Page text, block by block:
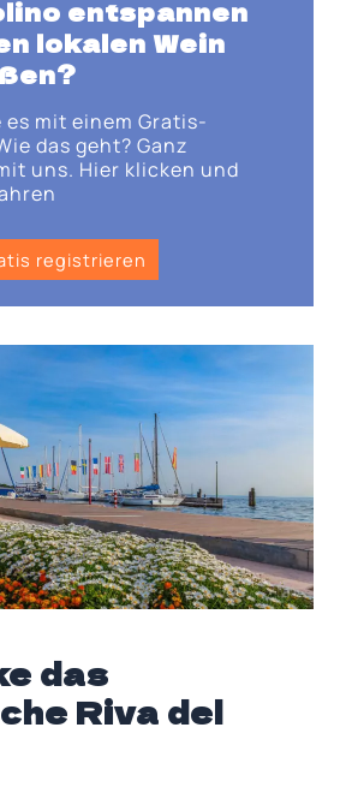
entspannen
lokalen Wein
es mit einem Gratis-
das geht? Ganz
uns. Hier klicken und
registrieren
das
Riva del